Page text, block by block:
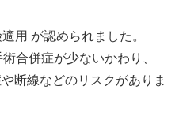
用 が認められました。
合併症が少ないかわり、
断線などのリスクがありま